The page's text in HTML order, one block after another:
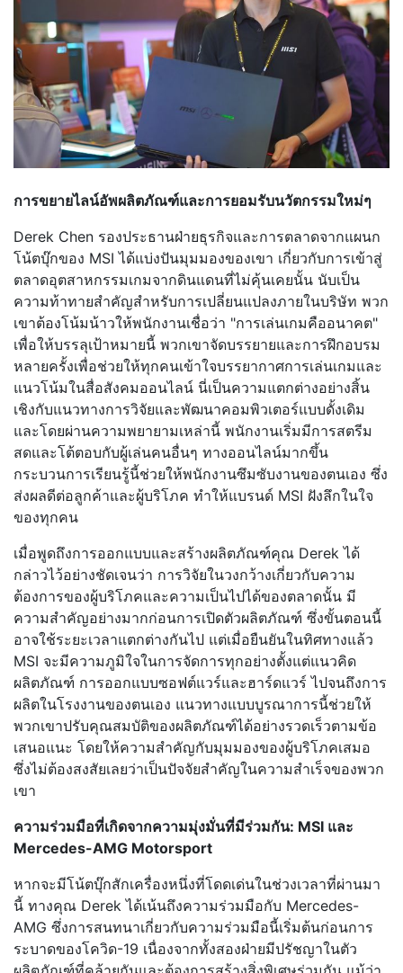
การขยายไลน์อัพผลิตภัณฑ์และการยอมรับนวัตกรรมใหม่ๆ
Derek Chen รองประธานฝ่ายธุรกิจและการตลาดจากแผนก
โน้ตบุ๊กของ MSI ได้แบ่งปันมุมมองของเขา เกี่ยวกับการเข้าสู่
ตลาดอุตสาหกรรมเกมจากดินแดนที่ไม่คุ้นเคยนั้น นับเป็น
ความท้าทายสำคัญสำหรับการเปลี่ยนแปลงภายในบริษัท พวก
เขาต้องโน้มน้าวให้พนักงานเชื่อว่า "การเล่นเกมคืออนาคต"
เพื่อให้บรรลุเป้าหมายนี้ พวกเขาจัดบรรยายและการฝึกอบรม
หลายครั้งเพื่อช่วยให้ทุกคนเข้าใจบรรยากาศการเล่นเกมและ
แนวโน้มในสื่อสังคมออนไลน์ นี่เป็นความแตกต่างอย่างสิ้น
เชิงกับแนวทางการวิจัยและพัฒนาคอมพิวเตอร์แบบดั้งเดิม
และโดยผ่านความพยายามเหล่านี้ พนักงานเริ่มมีการสตรีม
สดและโต้ตอบกับผู้เล่นคนอื่นๆ ทางออนไลน์มากขึ้น
กระบวนการเรียนรู้นี้ช่วยให้พนักงานซึมซับงานของตนเอง ซึ่ง
ส่งผลดีต่อลูกค้าและผู้บริโภค ทำให้แบรนด์ MSI ฝังลึกในใจ
ของทุกคน
เมื่อพูดถึงการออกแบบและสร้างผลิตภัณฑ์คุณ Derek ได้
กล่าวไว้อย่างชัดเจนว่า การวิจัยในวงกว้างเกี่ยวกับความ
ต้องการของผู้บริโภคและความเป็นไปได้ของตลาดนั้น มี
ความสำคัญอย่างมากก่อนการเปิดตัวผลิตภัณฑ์ ซึ่งขั้นตอนนี้
อาจใช้ระยะเวลาแตกต่างกันไป แต่เมื่อยืนยันในทิศทางแล้ว
MSI จะมีความภูมิใจในการจัดการทุกอย่างตั้งแต่แนวคิด
ผลิตภัณฑ์ การออกแบบซอฟต์แวร์และฮาร์ดแวร์ ไปจนถึงการ
ผลิตในโรงงานของตนเอง แนวทางแบบบูรณาการนี้ช่วยให้
พวกเขาปรับคุณสมบัติของผลิตภัณฑ์ได้อย่างรวดเร็วตามข้อ
เสนอแนะ โดยให้ความสำคัญกับมุมมองของผู้บริโภคเสมอ
ซึ่งไม่ต้องสงสัยเลยว่าเป็นปัจจัยสำคัญในความสำเร็จของพวก
เขา
ความร่วมมือที่เกิดจากความมุ่งมั่นที่มีร่วมกัน: MSI และ
Mercedes-AMG Motorsport
หากจะมีโน้ตบุ๊กสักเครื่องหนึ่งที่โดดเด่นในช่วงเวลาที่ผ่านมา
นี้ ทางคุณ Derek ได้เน้นถึงความร่วมมือกับ Mercedes-
AMG ซึ่งการสนทนาเกี่ยวกับความร่วมมือนี้เริ่มต้นก่อนการ
ระบาดของโควิด-19 เนื่องจากทั้งสองฝ่ายมีปรัชญาในตัว